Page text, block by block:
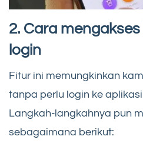
2. Cara
login
Fitur ini memungkinkan
tanpa perlu login ke
Langkah-langkahnya pun
sebagaimana berikut: